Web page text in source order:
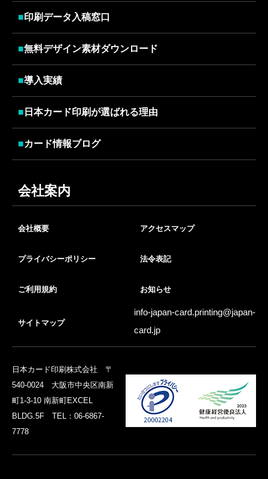
■印刷データ入稿窓口
■無料デザイン素材ダウンロード
■導入実績
■ 日本カード印刷が選ばれる理由
■カード情報ブログ
会社案内
会社概要 アクセスマップ
プライバシーポリシー 法令表記
ご利用規約 お知らせ
サイトマップ
info-japan-card.printing@japan-
card.jp
日本カード印刷株式会社 〒
540-0024 大阪市中央区南新
町1-3-10 南新町EXCEL
BLDG.5F TEL：06-6867-
7778